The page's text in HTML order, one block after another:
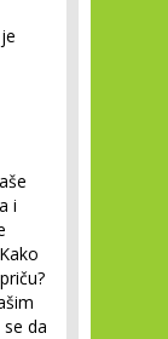
i
da